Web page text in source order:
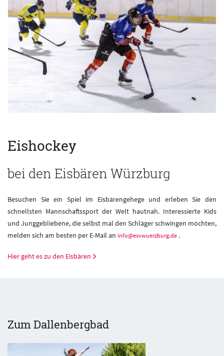
Eishockey
bei den Eisbären Würzburg
Besuchen Sie ein Spiel im Eisbärengehege und erleben Sie den
schnellsten Mannschaftssport der Welt hautnah. Interessierte Kids
und Junggebliebene, die selbst mal den Schläger schwingen möchten,
melden sich am besten per E-Mail an info@esvwuerzburg.de .
Hier geht es zu den Eisbären
Zum Dallenbergbad